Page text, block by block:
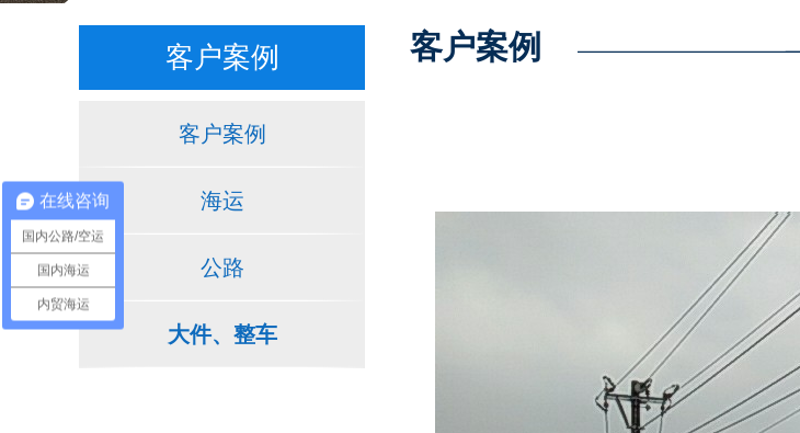
客户案例
客户案例
海运
公路
大件、整车
客户案例
在线咨询
国内公路/空运
国内海运
内贸海运